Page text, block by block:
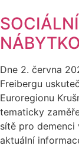
Dne 2. června
Freibergu
Euroregionu
tematicky
sítě pro demenci
aktuální